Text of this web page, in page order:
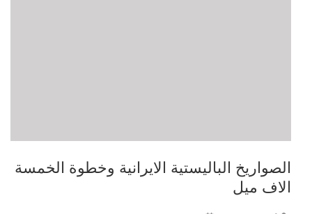
الصواريخ الباليستية الايرانية وخطوة الخمسة
الاف ميل